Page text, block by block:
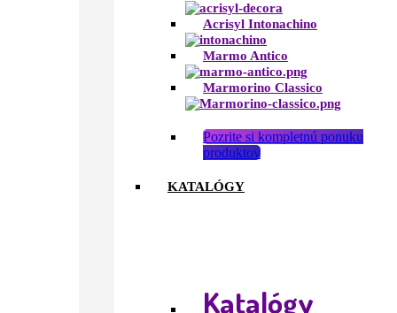
Acrisyl Intonachino
Marmo Antico
Marmorino Classico
Pozrite si kompletnú ponuku
produktov
KATALÓGY
Katalógy